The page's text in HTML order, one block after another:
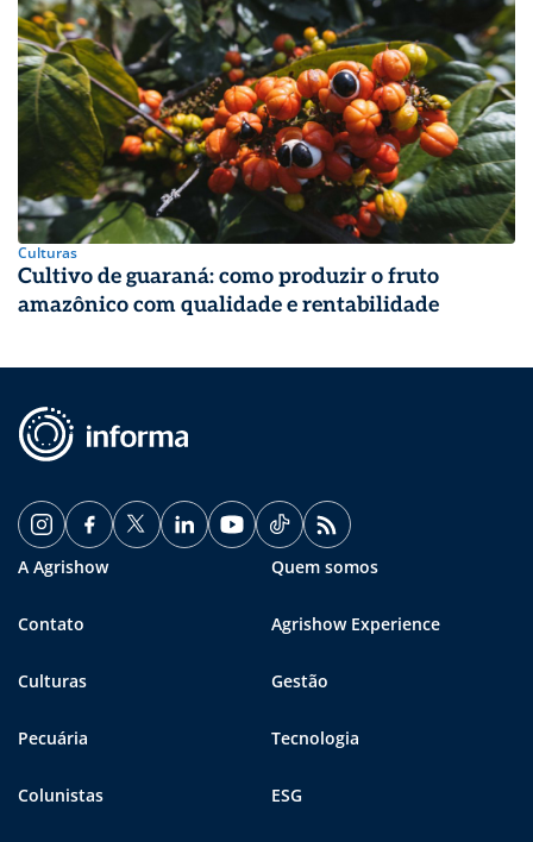
Culturas
Cultivo de guaraná: como produzir o fruto
amazônico com qualidade e rentabilidade
A Agrishow Quem somos
Contato Agrishow Experience
Culturas Gestão
Pecuária Tecnologia
Colunistas ESG